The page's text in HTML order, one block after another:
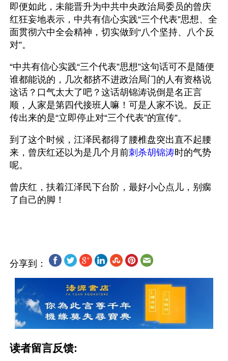
即便如此，未能晋升为中共中央政治局委员的曾庆
红狂妄地表示，中共有信心实践“三个代表”思想、全
面贯彻六中全会精神，切实做到“八个坚持、八个反
对”。
“中共有信心实践“三个代表”思想”这句话可不是随便
谁都能说的，几次都挤不进政治局门的人有资格说
这话？口气太大了吧？这话胡锦涛说倒是名正言
顺，人家是第四代接班人嘛！可是人家不说。反正
传出来的是“立即停止对“三个代表”的宣传”。
到了这个时候，江泽民都得了腰椎盘突出直不起腰
来，曾庆红还以为是几个月前刺杀胡锦涛时的气势
呢。
曾庆红，扶着江泽民下台阶，最好小心点儿，别瘸
了自己的脚！
分享到：
读者留言反馈: